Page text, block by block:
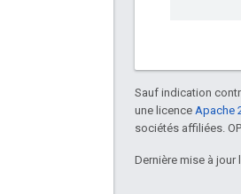
Sauf indication
une licence Apache
sociétés affiliées.
Dernière mise à jour